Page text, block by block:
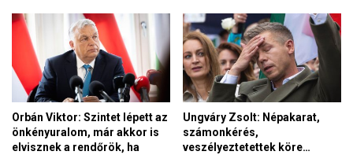
a
k
l
a
j
t
z
i
k
Orbán Viktor: Szintet lépett az
önkényuralom, már akkor is
elvisznek a rendőrök, ha
Ungváry Zsolt: Népakarat,
számonkérés,
veszélyeztetettek köre…